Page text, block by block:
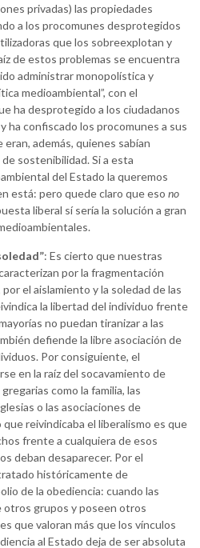
privadas) las propiedades
a los procomunes desprotegidos
que los sobreexplotan y
de estos problemas se encuentra
administrar monopolística y
medioambiental”, con el
ha desprotegido a los ciudadanos
ha confiscado los procomunes a sus
además, quienes sabían
sostenibilidad. Si a esta
del Estado la queremos
está: pero quede claro que eso no
liberal sí sería la solución a gran
: Es cierto que nuestras
por la fragmentación
el aislamiento y la soledad de las
la libertad del individuo frente
no puedan tiranizar a las
defiende la libre asociación de
Por consiguiente, el
en la raíz del socavamiento de
como la familia, las
o las asociaciones de
reivindicaba el liberalismo es que
frente a cualquiera de esos
deban desaparecer. Por el
históricamente de
de la obediencia: cuando las
otros grupos y poseen otros
que valoran más que los vínculos
al Estado deja de ser absoluta